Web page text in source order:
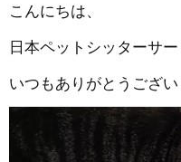
こんにちは、
日本ペットシッターサ
いつもありがとうござい